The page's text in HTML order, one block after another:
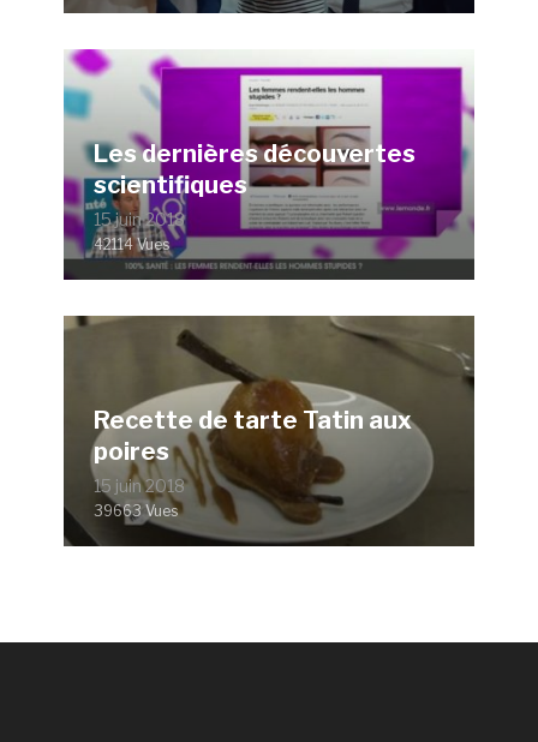
Les dernières découvertes
scientifiques
15 juin 2018
42114 Vues
Recette de tarte Tatin aux
poires
15 juin 2018
39663 Vues